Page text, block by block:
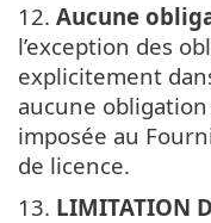
12. Aucune
l’exception des
explicitement
aucune
imposée au
de licence.
13. LIMITATION